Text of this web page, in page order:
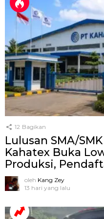
12 Bagikan
Lulusan SMA/
Kahatex Buka
Produksi,
oleh Kang Zey
13 hari yang lalu